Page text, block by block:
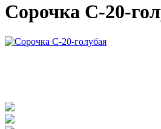
Сорочка С-20-